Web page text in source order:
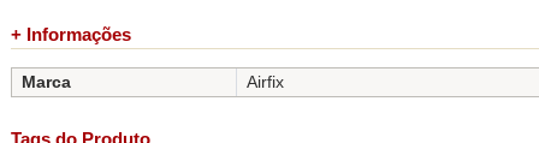
+ Informações
Marca Airfix
Tags do Produto